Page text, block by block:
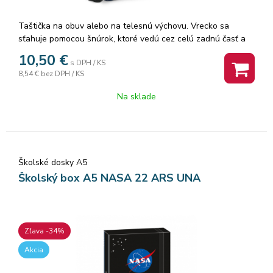
Taštička na obuv alebo na telesnú výchovu. Vrecko sa
sťahuje pomocou šnúrok, ktoré vedú cez celú zadnú časť a
prezuvky alebo aj na oblečenie na telesnú výchovu alebo na
každodenné nosenie. Rozmer: 46x37,5cm.
10,50 € s DPH / KS
8,54 € bez DPH / KS
Na sklade
Školské dosky A5
Školský box A5 NASA 22 ARS UNA
Zľava -34%
Akcia